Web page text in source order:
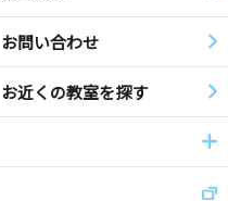
お問い合わせ
お近くの教室を探す